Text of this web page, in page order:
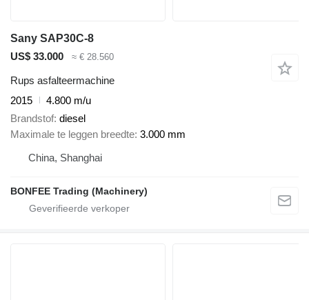
Sany SAP30C-8
US$ 33.000
≈ € 28.560
Rups asfalteermachine
2015
4.800 m/u
Brandstof diesel
Maximale te leggen breedte 3.000 mm
China, Shanghai
BONFEE Trading (Machinery)